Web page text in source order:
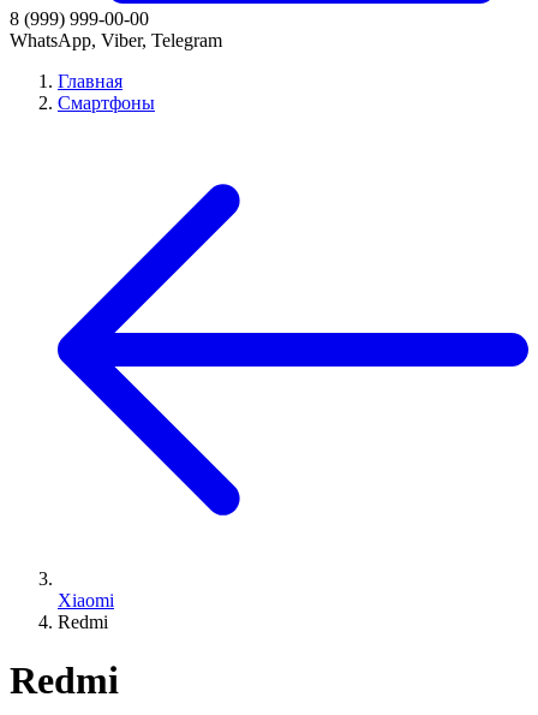
8 (999) 999-00-00
WhatsApp, Viber, Telegram
Главная
Смартфоны
Xiaomi
Redmi
Redmi